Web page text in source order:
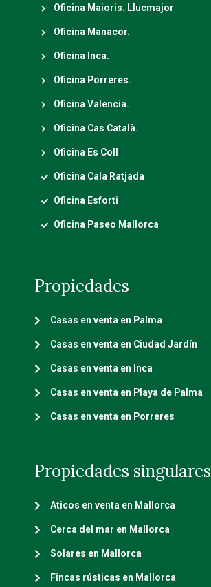
Oficina Maioris. Llucmajor
Oficina Manacor.
Oficina Inca.
Oficina Porreres.
Oficina Valencia.
Oficina Cas Català.
Oficina Es Coll
Oficina Cala Ratjada
Oficina Esforti
Oficina Paseo Mallorca
Propiedades
Casas en venta en Palma
Casas en venta en Ciudad Jardín
Casas en venta en Inca
Casas en venta en Playa de Palma
Casas en venta en Porreres
Propiedades singulares
Aticos en venta en Mallorca
Cerca del mar en Mallorca
Solares en Mallorca
Fincas rústicas en Mallorca